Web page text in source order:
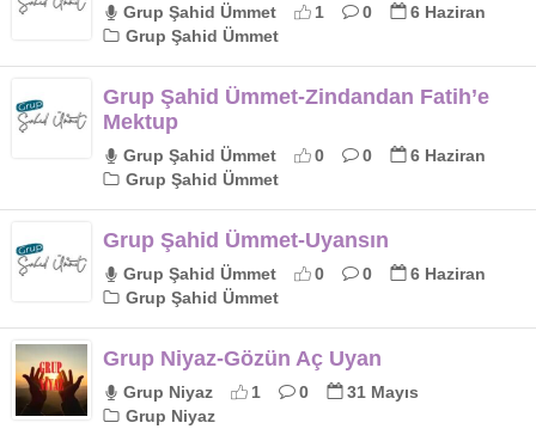
Grup Şahid Ümmet 1 0
6 Haziran
Grup Şahid Ümmet
Grup Şahid Ümmet-Zindandan Fatih’e
Mektup
Grup Şahid Ümmet 0 0
6 Haziran
Grup Şahid Ümmet
Grup Şahid Ümmet-Uyansın
Grup Şahid Ümmet 0 0
6 Haziran
Grup Şahid Ümmet
Grup Niyaz-Gözün Aç Uyan
Grup Niyaz 1 0
31 Mayıs
Grup Niyaz